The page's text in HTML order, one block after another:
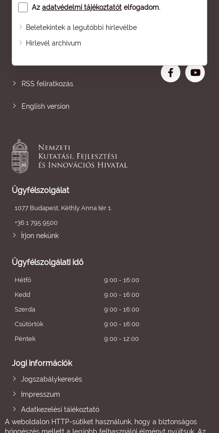
Az adatvédelmi tájékoztatót elfogadom.
Beletekintek a legutóbbi hírlevélbe
Hírlevél archívum
Oldaltérkép
RSS feliratkozás
English version
Ügyfélszolgálat
1077 Budapest, Kéthly Anna tér 1.
+36 1 795 9500
Írjon nekünk
Ügyfélszolgálati idő
Hétfő
9:00 - 16:00
Kedd
9:00 - 16:00
Szerda
9:00 - 16:00
Csütörtök
9:00 - 16:00
Péntek
9:00 - 12:00
Jogi információk
Jogszabálykeresés
Impresszum
Adatkezelési tájékoztató
A weboldalon HTTP-sütiket használunk, hogy a biztonságos